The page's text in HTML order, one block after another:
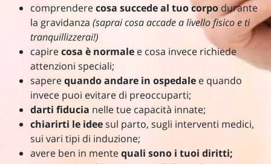
comprenderecosa succede al tuo corpodurante
la gravidanza (saprai cosa accade a livello fisico e ti
tranquillizzerai!)
capirecosa è normale e cosa invece richiede
attenzioni speciali;
saperequando andare in ospedale e quando
invece puoi evitare di preoccuparti;
darti fiducia nelle tue capacità innate;
chiarirti le ideesul parto, sugli interventi medici,
sui vari tipi di induzione;
avere ben in mentequali sono i tuoi diritti;